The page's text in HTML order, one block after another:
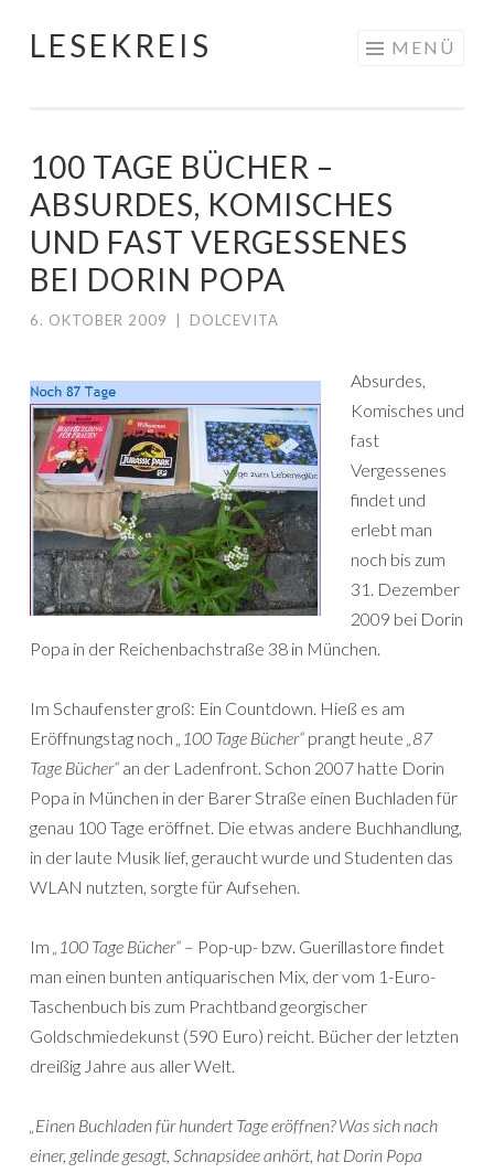
Springe
LESEKREIS MENÜ
100 TAGE BÜCHER –
ABSURDES, KOMISCHES
UND FAST VERGESSENES
BEI DORIN POPA
6. OKTOBER 2009 DOLCEVITA
Absurdes,
Komisches und
fast
Vergessenes
findet und
erlebt man
noch bis zum
31. Dezember
2009 bei Dorin
Popa in der Reichenbachstraße 38 in München.
Im Schaufenster groß: Ein Countdown. Hieß es am
Eröffnungstag noch „100 Tage Bücher“ prangt heute „87
Tage Bücher“ an der Ladenfront. Schon 2007 hatte Dorin
Popa in München in der Barer Straße einen Buchladen für
genau 100 Tage eröffnet. Die etwas andere Buchhandlung,
in der laute Musik lief, geraucht wurde und Studenten das
WLAN nutzten, sorgte für Aufsehen.
Im „100 Tage Bücher“ – Pop-up- bzw. Guerillastore findet
man einen bunten antiquarischen Mix, der vom 1-Euro-
Taschenbuch bis zum Prachtband georgischer
Goldschmiedekunst (590 Euro) reicht. Bücher der letzten
dreißig Jahre aus aller Welt.
„Einen Buchladen für hundert Tage eröffnen? Was sich nach
einer, gelinde gesagt, Schnapsidee anhört, hat Dorin Popa